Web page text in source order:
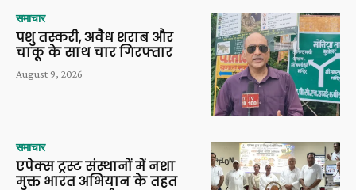
समाचार
पशु तस्करी, अवैध शराब और
चाकू के साथ चार गिरफ्तार
August 9, 2026
समाचार
एपेक्स ट्रस्ट संस्थानों में नशा
मुक्त भारत अभियान के तहत